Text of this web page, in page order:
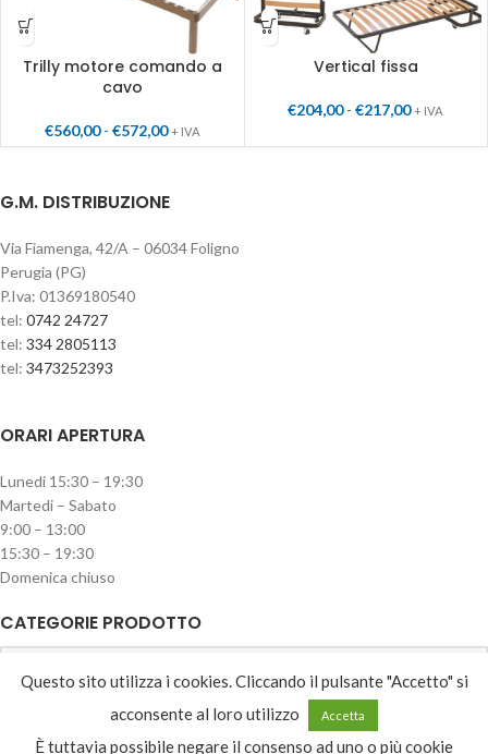
Trilly motore comando a
cavo
€560,00 - €572,00 + IVA
Vertical fissa
€204,00 - €217,00 + IVA
G.M. DISTRIBUZIONE
Via Fiamenga, 42/A – 06034 Foligno
Perugia (PG)
P.Iva: 01369180540
tel: 0742 24727
tel: 334 2805113
tel: 3473252393
ORARI APERTURA
Lunedi 15:30 – 19:30
Martedi – Sabato
9:00 – 13:00
15:30 – 19:30
Domenica chiuso
CATEGORIE PRODOTTO
Questo sito utilizza i cookies. Cliccando il pulsante "Accetto" si
acconsente al loro utilizzo
Accetta
È tuttavia possibile negare il consenso ad uno o più cookie